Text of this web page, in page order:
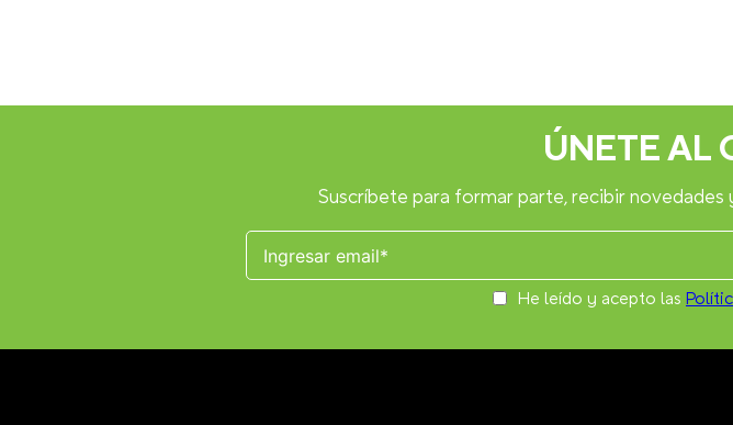
ÚNETE AL
Suscríbete para formar parte, recibir
He leído y acepto las